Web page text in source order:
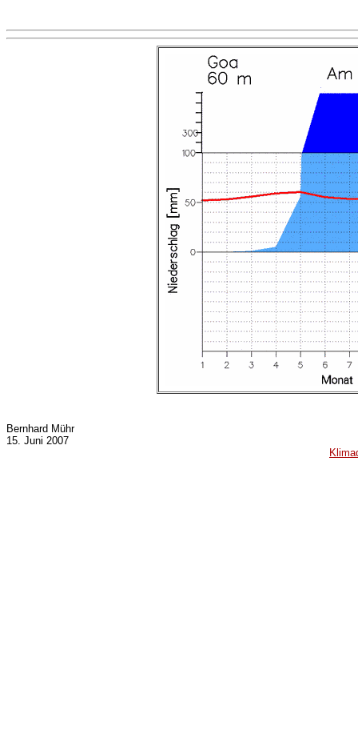
Bernhard Mühr
15. Juni 2007